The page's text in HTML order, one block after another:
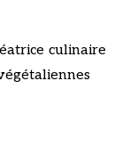
culinaire